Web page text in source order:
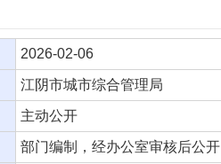
2026-02-06
江阴市城市综合管理局
主动公开
部门编制，经办公室审核后公开